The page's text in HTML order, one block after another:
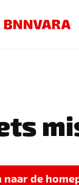
naar de